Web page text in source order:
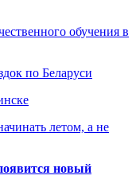
обучения в
по Беларуси
летом, а не
новый